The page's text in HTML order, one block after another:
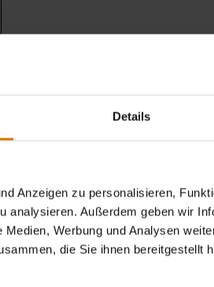
Details
Anzeigen zu personalisieren,
analysieren. Außerdem geben wir
Werbung und Analysen
die Sie ihnen bereitgestellt
Sei perfekt